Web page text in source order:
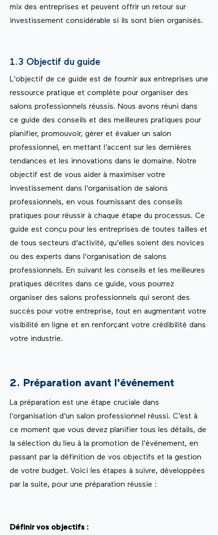
mix des entreprises et peuvent offrir un retour sur
investissement considérable si ils sont bien organisés.
1.3 Objectif du guide
L'objectif de ce guide est de fournir aux entreprises une
ressource pratique et complète pour organiser des
salons professionnels réussis. Nous avons réuni dans
ce guide des conseils et des meilleures pratiques pour
planifier, promouvoir, gérer et évaluer un salon
professionnel, en mettant l'accent sur les dernières
tendances et les innovations dans le domaine. Notre
objectif est de vous aider à maximiser votre
investissement dans l'organisation de salons
professionnels, en vous fournissant des conseils
pratiques pour réussir à chaque étape du processus. Ce
guide est conçu pour les entreprises de toutes tailles et
de tous secteurs d'activité, qu'elles soient des novices
ou des experts dans l'organisation de salons
professionnels. En suivant les conseils et les meilleures
pratiques décrites dans ce guide, vous pourrez
organiser des salons professionnels qui seront des
succès pour votre entreprise, tout en augmentant votre
visibilité en ligne et en renforçant votre crédibilité dans
votre industrie.
2. Préparation avant l'événement
La préparation est une étape cruciale dans
l'organisation d'un salon professionnel réussi. C'est à
ce moment que vous devez planifier tous les détails, de
la sélection du lieu à la promotion de l'événement, en
passant par la définition de vos objectifs et la gestion
de votre budget. Voici les étapes à suivre, développées
par la suite, pour une préparation réussie :
Définir vos objectifs :